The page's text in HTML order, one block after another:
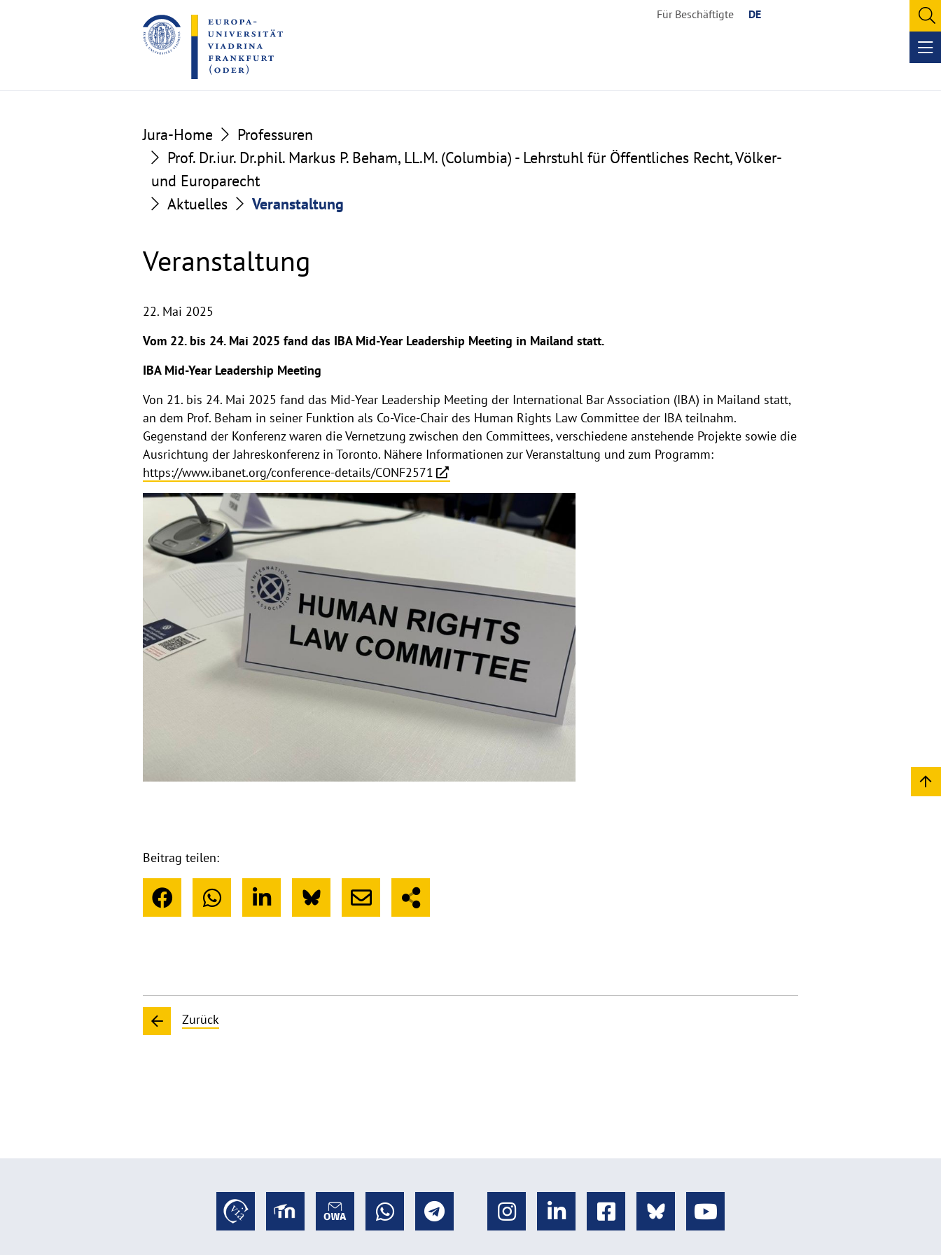
to
the
content
to
the
footer
Für Beschäftigte DE
Jura-Home
Professuren
Prof. Dr.iur. Dr.phil. Markus P. Beham, LL.M. (Columbia) - Lehrstuhl für Öffentliches Recht, Völker-
und Europarecht
Aktuelles
Veranstaltung
Veranstaltung
22. Mai 2025
Vom 22. bis 24. Mai 2025 fand das IBA Mid-Year Leadership Meeting in Mailand statt.
IBA Mid-Year Leadership Meeting
Von 21. bis 24. Mai 2025 fand das Mid-Year Leadership Meeting der International Bar Association (IBA) in Mailand statt,
an dem Prof. Beham in seiner Funktion als Co-Vice-Chair des Human Rights Law Committee der IBA teilnahm.
Gegenstand der Konferenz waren die Vernetzung zwischen den Committees, verschiedene anstehende Projekte sowie die
Ausrichtung der Jahreskonferenz in Toronto. Nähere Informationen zur Veranstaltung und zum Programm:
https://www.ibanet.org/conference-details/CONF2571
Beitrag teilen:
Zurück